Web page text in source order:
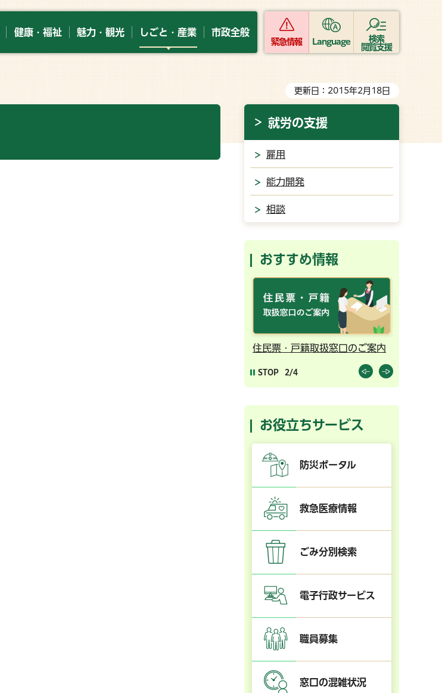
健康・福祉 魅力・観光 しごと・産業 市政全般
緊急情報 Language
検索
閲覧支援
更新日：2015年2月18日
就労の支援
雇用
能力開発
相談
おすすめ情報
住民票・戸籍取扱窓口のご案内
STOP 2/4
お役立ちサービス
防災ポータル
救急医療情報
ごみ分別検索
電子行政サービス
職員募集
窓口の混雑状況